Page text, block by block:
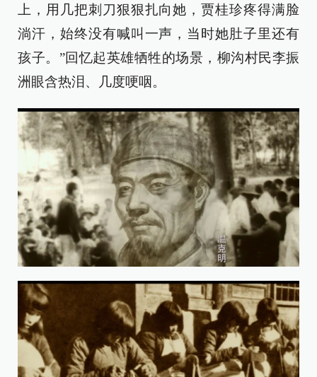
上，用几把刺刀狠狠扎向她，贾桂珍疼得满脸
淌汗，始终没有喊叫一声，当时她肚子里还有
孩子。”回忆起英雄牺牲的场景，柳沟村民李振
洲眼含热泪、几度哽咽。